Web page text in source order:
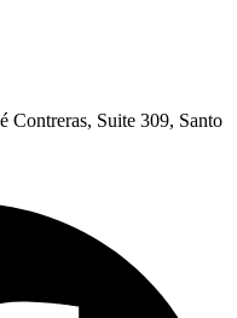
Contreras, Suite 309, Santo